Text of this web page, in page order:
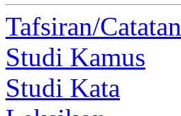
Tafsiran/Catatan
Studi Kamus
Studi Kata